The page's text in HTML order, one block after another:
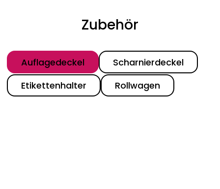
Zubehör
Kategorie
Auflagedeckel
Scharnierdeckel
Etikettenhalter
Rollwagen